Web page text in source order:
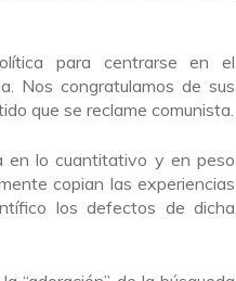
para centrarse en el
Nos congratulamos de sus
que se reclame comunista.
en lo cuantitativo y en peso
copian las experiencias
los defectos de dicha